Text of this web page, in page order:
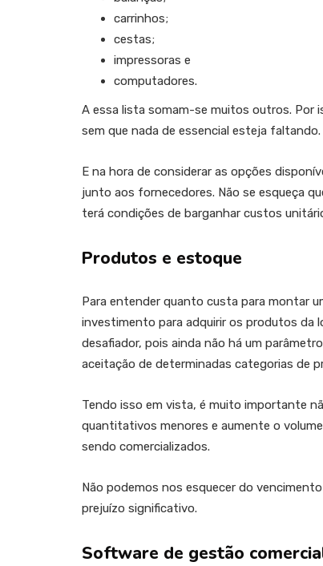
carrinhos;
cestas;
impressoras e
computadores.
A essa lista somam-se muitos outros. Por
sem que nada de essencial esteja faltando.
E na hora de considerar as opções
junto aos fornecedores. Não se esqueça
terá condições de barganhar custos
Produtos e estoque
Para entender quanto custa para montar
investimento para adquirir os produtos da
desafiador, pois ainda não há um
aceitação de determinadas categorias de
Tendo isso em vista, é muito importante
quantitativos menores e aumente o
sendo comercializados.
Não podemos nos esquecer do
prejuízo significativo.
Software de gestão